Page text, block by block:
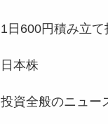
1日600円積み立て
日本株
投資全般のニュー